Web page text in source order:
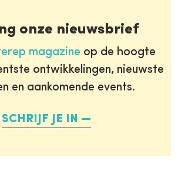
onze nieuwsbrief
magazine op de hoogte
ontwikkelingen, nieuwste
en aankomende events.
SCHRIJF JE IN